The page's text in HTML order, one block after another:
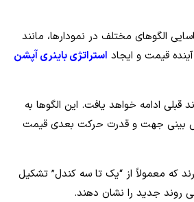
الگوهای مختلف در نمودارها، مانند
قیمت و ایجاد استراتژی باینری آپشن
قبلی ادامه خواهد یافت. این الگوها به
بینی جهت و قدرت حرکت بعدی قیمت
که معمولاً از “یک تا سه کندل” تشکیل
روند جدید را نشان دهند.